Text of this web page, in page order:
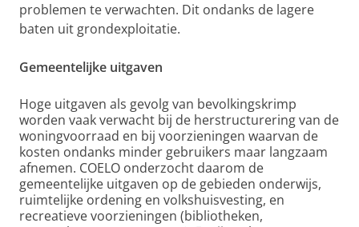
problemen te verwachten. Dit ondanks de lagere
baten uit grondexploitatie.
Gemeentelijke uitgaven
Hoge uitgaven als gevolg van bevolkingskrimp
worden vaak verwacht bij de herstructurering van de
woningvoorraad en bij voorzieningen waarvan de
kosten ondanks minder gebruikers maar langzaam
afnemen. COELO onderzocht daarom de
gemeentelijke uitgaven op de gebieden onderwijs,
ruimtelijke ordening en volkshuisvesting, en
recreatieve voorzieningen (bibliotheken,